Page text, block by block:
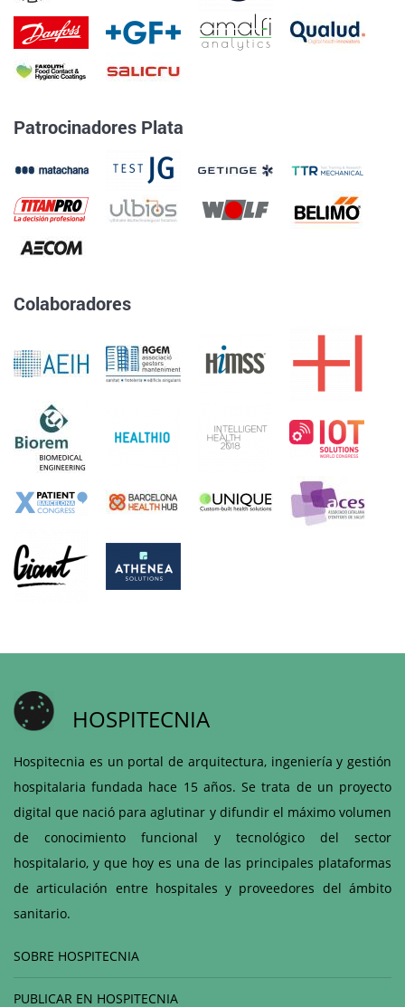
Patrocinadores Plata
Colaboradores
HOSPITECNIA
Hospitecnia es un portal de arquitectura, ingeniería y gestión
hospitalaria fundada hace 15 años. Se trata de un proyecto
digital que nació para aglutinar y difundir el máximo volumen
de conocimiento funcional y tecnológico del sector
hospitalario, y que hoy es una de las principales plataformas
de articulación entre hospitales y proveedores del ámbito
sanitario.
SOBRE HOSPITECNIA
PUBLICAR EN HOSPITECNIA